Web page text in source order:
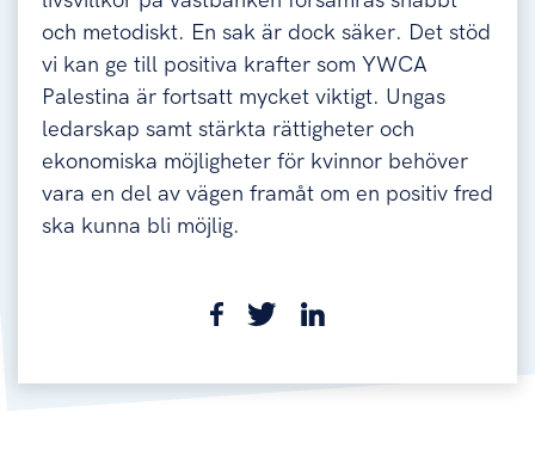
och metodiskt. En sak är dock säker. Det stöd
vi kan ge till positiva krafter som YWCA
Palestina är fortsatt mycket viktigt. Ungas
ledarskap samt stärkta rättigheter och
ekonomiska möjligheter för kvinnor behöver
vara en del av vägen framåt om en positiv fred
ska kunna bli möjlig.